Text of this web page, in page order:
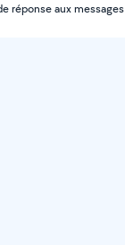
réponse aux messages